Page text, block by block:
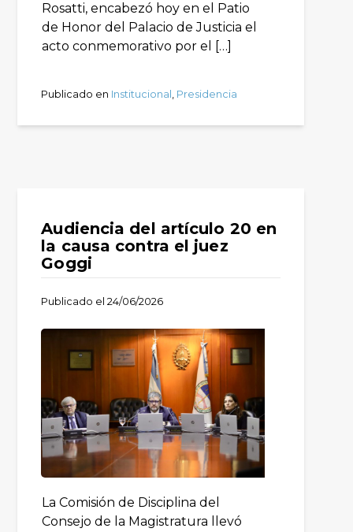
Rosatti, encabezó hoy en el Patio
de Honor del Palacio de Justicia el
acto conmemorativo por el […]
Publicado en Institucional , Presidencia
Audiencia del artículo 20 en
la causa contra el juez
Goggi
Publicado el24/06/2026
La Comisión de Disciplina del
Consejo de la Magistratura llevó